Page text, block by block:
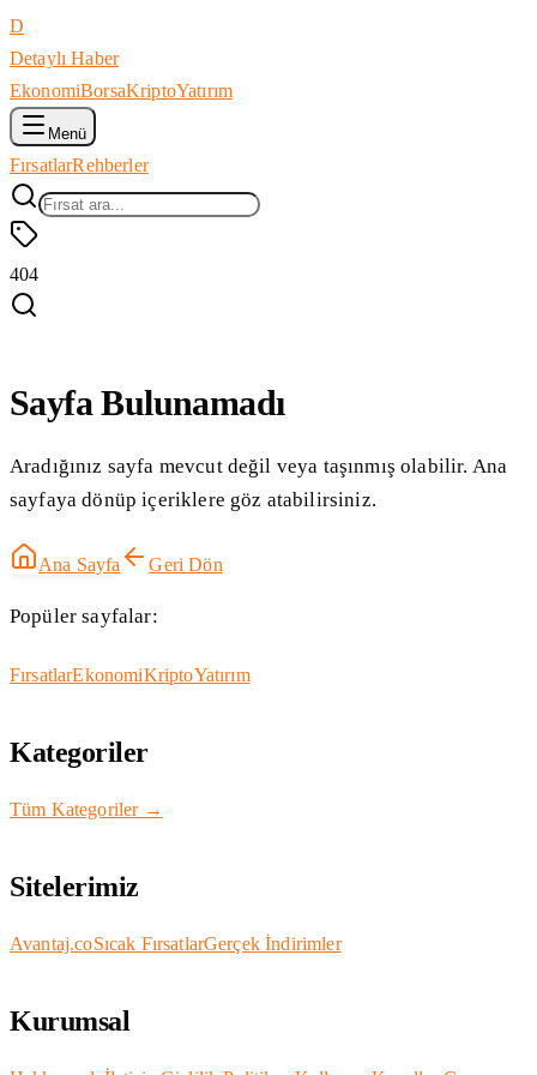
D
Detaylı Haber
EkonomiBorsaKriptoYatırım
Menü
FırsatlarRehberler
404
Sayfa Bulunamadı
Aradığınız sayfa mevcut değil veya taşınmış olabilir. Ana
sayfaya dönüp içeriklere göz atabilirsiniz.
Ana Sayfa Geri Dön
Popüler sayfalar:
FırsatlarEkonomiKriptoYatırım
Kategoriler
Tüm Kategoriler →
Sitelerimiz
Avantaj.coSıcak FırsatlarGerçek İndirimler
Kurumsal